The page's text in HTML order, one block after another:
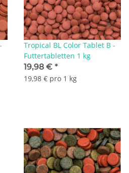
Tropical BL Color Tablet B -
Futtertabletten 1 kg
19,98 € *
19,98 € pro 1 kg